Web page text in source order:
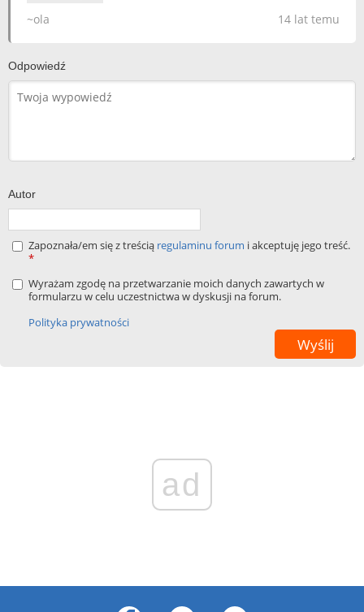
14 lat temu
~ola
Odpowiedź
Autor
Zapoznała/em się z treścią regulaminu forum i akceptuję jego treść.
*
Wyrażam zgodę na przetwarzanie moich danych zawartych w
formularzu w celu uczestnictwa w dyskusji na forum.
Polityka prywatności
ad